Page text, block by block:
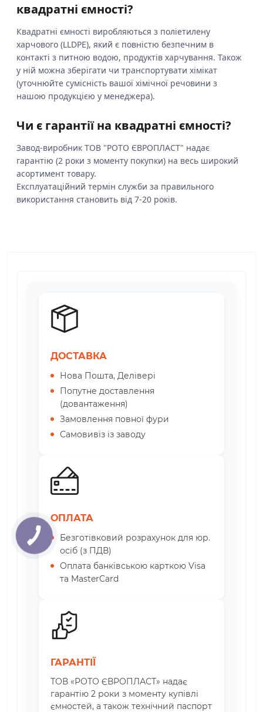
квадратні ємності?
Квадратні ємності виробляються з поліетилену
харчового (LLDPE), який є повністю безпечним в
контакті з питною водою, продуктів харчування. Також
у ній можна зберігати чи транспортувати хімікат
(уточнюйте сумісність вашої хімічної речовини з
нашою продукцією у менеджера).
Чи є гарантії на квадратні ємності?
Завод-виробник ТОВ "РОТО ЄВРОПЛАСТ" надає
гарантію (2 роки з моменту покупки) на весь широкий
асортимент товару.
Експлуатаційний термін служби за правильного
використання становить від 7-20 років.
ДОСТАВКА
Нова Пошта, Делівері
Попутне доставлення
(довантаження)
Замовлення повної фури
Самовивіз із заводу
ОПЛАТА
Безготівковий розрахунок для юр.
осіб (з ПДВ)
Оплата банківською карткою Visa
та MasterCard
ГАРАНТІЇ
ТОВ «РОТО ЄВРОПЛАСТ» надає
гарантію 2 роки з моменту купівлі
ємностей, а також технічний паспорт